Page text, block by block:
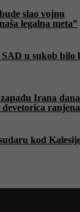
slao vojnu
legalna meta”
u sukob bilo
Irana
ranjena
kod